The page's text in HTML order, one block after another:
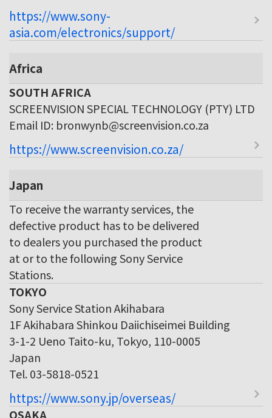
https://www.sony-
asia.com/electronics/support/
Africa
SOUTH AFRICA
SCREENVISION SPECIAL TECHNOLOGY (PTY) LTD
Email ID: bronwynb@screenvision.co.za
https://www.screenvision.co.za/
Japan
To receive the warranty services, the
defective product has to be delivered
to dealers you purchased the product
at or to the following Sony Service
Stations.
TOKYO
Sony Service Station Akihabara
1F Akihabara Shinkou Daiichiseimei Building
3-1-2 Ueno Taito-ku, Tokyo, 110-0005
Japan
Tel. 03-5818-0521
https://www.sony.jp/overseas/
OSAKA